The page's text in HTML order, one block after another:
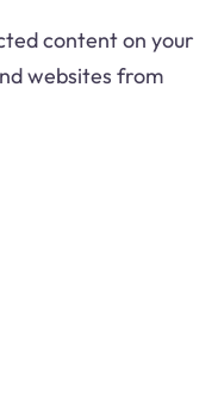
content on your
websites from